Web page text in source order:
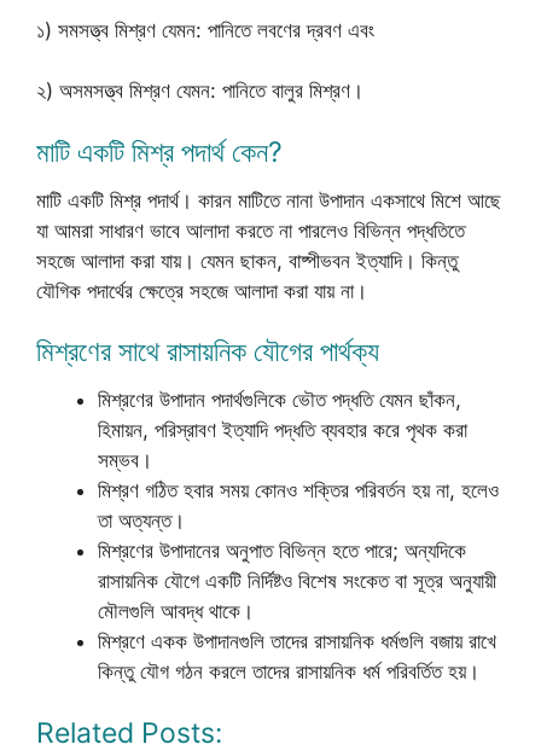
১) সমসত্ত্ব মিশ্রণ যেমন: পানিতে লবণের দ্রবণ এবং
২) অসমসত্ত্ব মিশ্রণ যেমন: পানিতে বালুর মিশ্রণ।
মাটি একটি মিশ্র পদার্থ কেন?
মাটি একটি মিশ্র পদার্থ। কারন মাটিতে নানা উপাদান একসাথে মিশে আছে
যা আমরা সাধারণ ভাবে আলাদা করতে না পারলেও বিভিন্ন পদ্ধতিতে
সহজে আলাদা করা যায়। যেমন ছাকন, বাষ্পীভবন ইত্যাদি। কিন্তু
যৌগিক পদার্থের ক্ষেত্রে সহজে আলাদা করা যায় না।
মিশ্রণের সাথে রাসায়নিক যৌগের পার্থক্য
মিশ্রণের উপাদান পদার্থগুলিকে ভৌত পদ্ধতি যেমন ছাঁকন,
হিমায়ন, পরিস্রাবণ ইত্যাদি পদ্ধতি ব্যবহার করে পৃথক করা
সম্ভব।
মিশ্রণ গঠিত হবার সময় কোনও শক্তির পরিবর্তন হয় না, হলেও
তা অত্যন্ত।
মিশ্রণের উপাদানের অনুপাত বিভিন্ন হতে পারে; অন্যদিকে
রাসায়নিক যৌগে একটি নির্দিষ্টও বিশেষ সংকেত বা সূত্র অনুযায়ী
মৌলগুলি আবদ্ধ থাকে।
মিশ্রণে একক উপাদানগুলি তাদের রাসায়নিক ধর্মগুলি বজায় রাখে
কিন্তু যৌগ গঠন করলে তাদের রাসায়নিক ধর্ম পরিবর্তিত হয়।
Related Posts: